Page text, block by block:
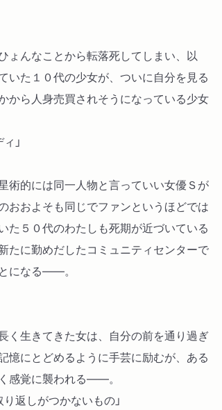
ょんなことから転落死してしまい、以
いた１０代の少女が、ついに自分を見る
から人身売買されそうになっている少女
」
術的には同一人物と言っていい女優Ｓが
おおよそも同じでファンというほどでは
た５０代のわたしも死期が近づいている
たに勤めだしたコミュニティセンターで
になる――。
く生きてきた女は、自分の前を通り過ぎ
憶にとどめるように手芸に励むが、ある
感覚に襲われる――。
返しがつかないもの」